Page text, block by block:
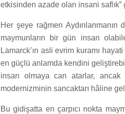
etkisinden azade olan insani
Her şeye rağmen
maymunların bir gün insan
Lamarck’ın asli evrim kuramı
en güçlü anlamda kendini
insan olmaya can atarlar, ancak
modernizminin sancaktarı hâline
Bu gidişatta en çarpıcı nokta